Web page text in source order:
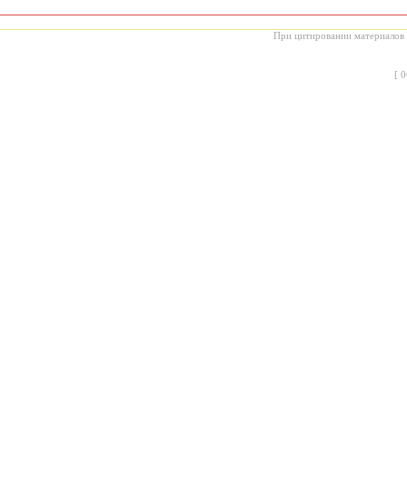
При цитировании материалов
[